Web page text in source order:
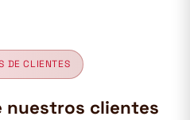
DE CLIENTES
nuestros clientes